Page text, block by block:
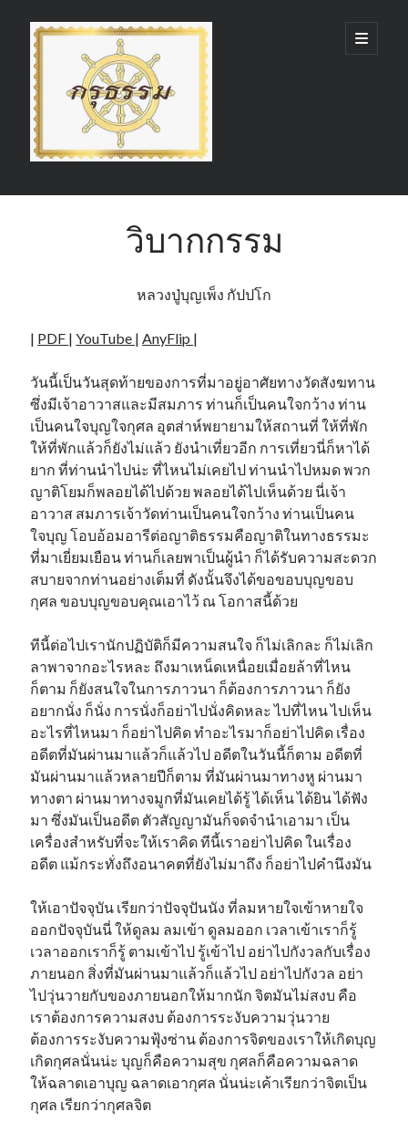
กรุ
ธรรม
(GruDhamma.com)
open
primary
Sidebar
วิบากกรรม
หลวงปู่บุญเพ็ง กัปปโก
| PDF |YouTube |AnyFlip |
วันนี้เป็นวันสุดท้ายของการที่มาอยู่อาศัยทางวัดสังฆทาน
ซึ่งมีเจ้าอาวาสและมีสมภาร ท่านก็เป็นคนใจกว้าง ท่าน
เป็นคนใจบุญใจกุศล อุตส่าห์พยายามให้สถานที่ ให้ที่พัก
ให้ที่พักแล้วก็ยังไม่แล้ว ยังนำเที่ยวอีก การเที่ยวนี่ก็หาได้
ยาก ที่ท่านนำไปน่ะ ที่ไหนไม่เคยไป ท่านนำไปหมด พวก
ญาติโยมก็พลอยได้ไปด้วย พลอยได้ไปเห็นด้วย นี่เจ้า
อาวาส สมภารเจ้าวัดท่านเป็นคนใจกว้าง ท่านเป็นคน
ใจบุญ โอบอ้อมอารีต่อญาติธรรมคือญาติในทางธรรมะ
ที่มาเยี่ยมเยือน ท่านก็เลยพาเป็นผู้นำ ก็ได้รับความสะดวก
สบายจากท่านอย่างเต็มที่ ดังนั้นจึงได้ขอขอบบุญขอบ
กุศล ขอบบุญขอบคุณเอาไว้ ณ โอกาสนี้ด้วย
ทีนี้ต่อไปเรานักปฏิบัติก็มีความสนใจ ก็ไม่เลิกละ ก็ไม่เลิก
ลาพาจากอะไรหละ ถึงมาเหน็ดเหนื่อยเมื่อยล้าที่ไหน
ก็ตาม ก็ยังสนใจในการภาวนา ก็ต้องการภาวนา ก็ยัง
อยากนั่ง ก็นั่ง การนั่งก็อย่าไปนั่งคิดหละ ไปที่ไหน ไปเห็น
อะไรที่ไหนมา ก็อย่าไปคิด ทำอะไรมาก็อย่าไปคิด เรื่อง
อดีตที่มันผ่านมาแล้วก็แล้วไป อดีตในวันนี้ก็ตาม อดีตที่
มันผ่านมาแล้วหลายปีก็ตาม ที่มันผ่านมาทางหู ผ่านมา
ทางตา ผ่านมาทางจมูกที่มันเคยได้รู้ ได้เห็น ได้ยิน ได้ฟัง
มา ซึ่งมันเป็นอดีต ตัวสัญญามันก็จดจำนำเอามา เป็น
เครื่องสำหรับที่จะให้เราคิด ทีนี้เราอย่าไปคิด ในเรื่อง
อดีต แม้กระทั่งถึงอนาคตที่ยังไม่มาถึง ก็อย่าไปคำนึงมัน
ให้เอาปัจจุบัน เรียกว่าปัจจุปันนัง ที่ลมหายใจเข้าหายใจ
ออกปัจจุบันนี่ ให้ดูลม ลมเข้า ดูลมออก เวลาเข้าเราก็รู้
เวลาออกเราก็รู้ ตามเข้าไป รู้เข้าไป อย่าไปกังวลกับเรื่อง
ภายนอก สิ่งที่มันผ่านมาแล้วก็แล้วไป อย่าไปกังวล อย่า
ไปวุ่นวายกับของภายนอกให้มากนัก จิตมันไม่สงบ คือ
เราต้องการความสงบ ต้องการระงับความวุ่นวาย
ต้องการระงับความฟุ้งซ่าน ต้องการจิตของเราให้เกิดบุญ
เกิดกุศลนั่นน่ะ บุญก็คือความสุข กุศลก็คือความฉลาด
ให้ฉลาดเอาบุญ ฉลาดเอากุศล นั่นน่ะเค้าเรียกว่าจิตเป็น
กุศล เรียกว่ากุศลจิต